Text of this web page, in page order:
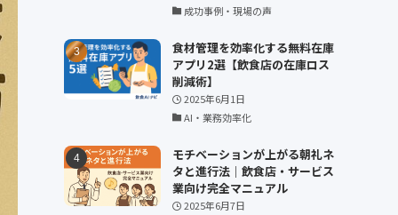
成功事例・現場の声
食材管理を効率化する無料在庫
アプリ2選【飲食店の在庫ロス
削減術】
2025年6月1日
AI・業務効率化
モチベーションが上がる朝礼ネ
タと進行法｜飲食店・サービス
業向け完全マニュアル
2025年6月7日